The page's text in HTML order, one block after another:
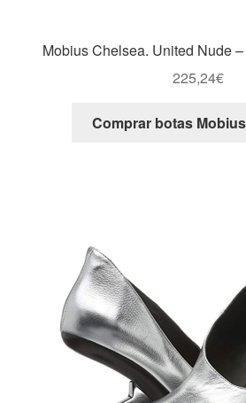
Mobius Chelsea. United Nude
225,24€
Comprar botas